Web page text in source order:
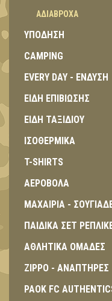
ΑΔΙΑΒΡΟΧΑ
ΥΠΟΔΗΣΗ
CAMPING
EVERY DAY - ΕΝΔΥΣΗ
ΕΙΔΗ ΕΠΙΒΙΩΣΗΣ
ΕΙΔΗ ΤΑΞΙΔΙΟΥ
ΙΣΟΘΕΡΜΙΚΑ
T-SHIRTS
ΑΕΡΟΒΟΛΑ
ΜΑΧΑΙΡΙΑ -
ΠΑΙΔΙΚΑ ΣΕΤ
ΑΘΛΗΤΙΚΑ ΟΜΑΔΕΣ
ZIPPO - ΑΝΑΠΤΗΡΕΣ
PAOK FC